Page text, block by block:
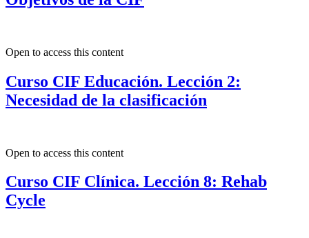
Open to access this content
Curso CIF Educación. Lección 2:
Necesidad de la clasificación
Open to access this content
Curso CIF Clínica. Lección 8: Rehab
Cycle